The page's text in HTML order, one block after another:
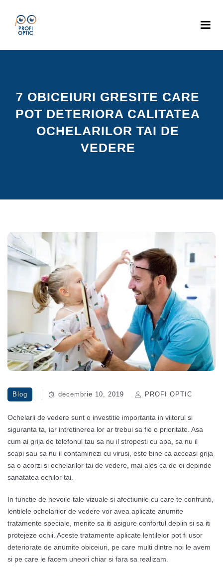
7 OBICEIURI GRESITE CARE
POT DETERIORA CALITATEA
OCHELARILOR TAI DE
VEDERE
Blog decembrie 10, 2019 PROFI OPTIC
Ochelarii de vedere sunt o investitie importanta in viitorul si
siguranta ta, iar intretinerea lor ar trebui sa fie o prioritate. Asa
cum ai grija de telefonul tau sa nu il stropesti cu apa, sa nu il
scapi sau sa nu il contaminezi cu virusi, este bine ca acceasi grija
sa o acorzi si ochelarilor tai de vedere, mai ales ca de ei depinde
sanatatea ochilor tai.
In functie de nevoile tale vizuale si afectiunile cu care te confrunti,
lentilele ochelarilor de vedere vor avea aplicate anumite
tratamente speciale, menite sa iti asigure confortul deplin si sa iti
protejeze ochii. Aceste tratamente aplicate lentilelor pot fi usor
deteriorate de anumite obiceiuri, pe care multi dintre noi le avem
si pe care le facem uneori chiar si fara sa realizam.